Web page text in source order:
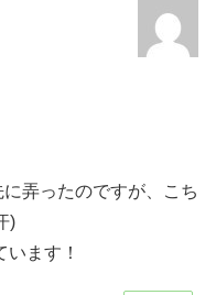
弄ったのですが、こち
)
ます！